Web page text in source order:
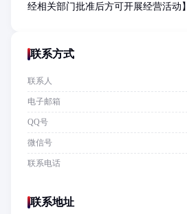
经相关部门批准后方可开展经营活动】
联系方式
联系人
电子邮箱
QQ号
微信号
联系电话
联系地址